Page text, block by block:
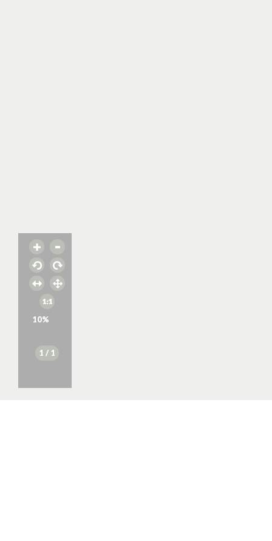
10%
1 / 1